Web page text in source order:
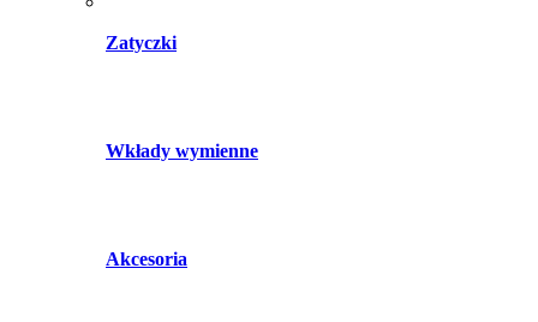
Zatyczki
Wkłady wymienne
Akcesoria